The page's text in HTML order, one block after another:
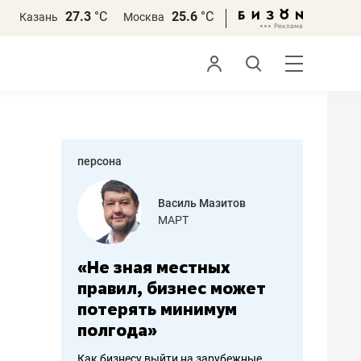
Казань 27.3 °С Москва 25.6 °С
персона
Василь Мазитов
МАРТ
«Не зная местных
правил, бизнес может
потерять минимум
полгода»